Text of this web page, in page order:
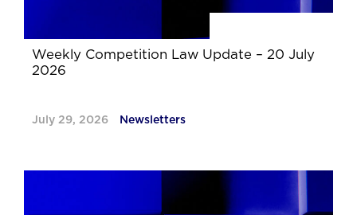
Weekly Competition Law Update – 20 July
2026
July 29, 2026 Newsletters